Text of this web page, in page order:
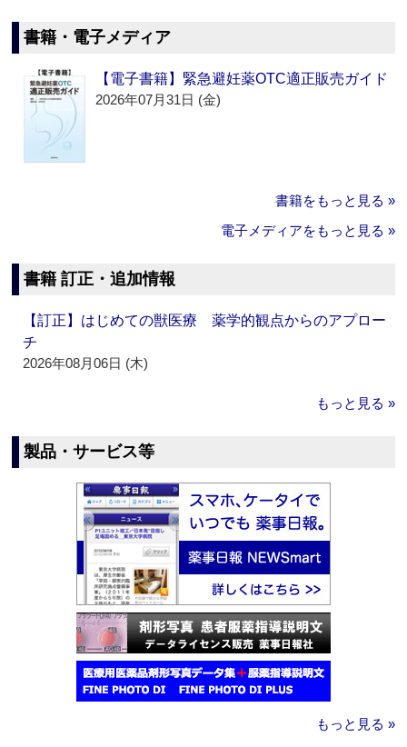
書籍・電子メディア
【電子書籍】緊急避妊薬OTC適正販売ガイド
2026年07月31日 (金)
書籍をもっと見る »
電子メディアをもっと見る »
書籍 訂正・追加情報
【訂正】はじめての獣医療 薬学的観点からのアプロー
チ
2026年08月06日 (木)
もっと見る »
製品・サービス等
もっと見る »